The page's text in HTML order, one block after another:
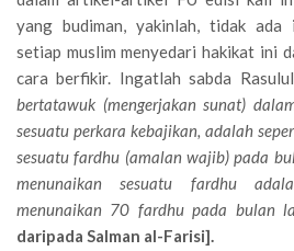
yang budiman, yakinlah, tidak ada
setiap muslim menyedari hakikat ini
cara berfikir. Ingatlah sabda
bertatawuk (mengerjakan sunat)
sesuatu perkara kebajikan, adalah
sesuatu fardhu (amalan wajib) pada
menunaikan sesuatu fardhu
menunaikan 70 fardhu pada bulan
daripada Salman al-Farisi].